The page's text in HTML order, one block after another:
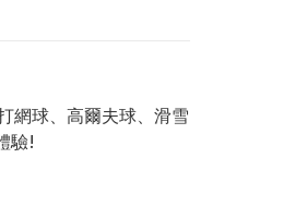
網球、高爾夫球、滑雪
驗!